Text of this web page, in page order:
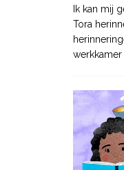
Ik kan mij
Tora
werkkamer